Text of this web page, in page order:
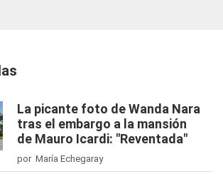
La picante foto de Wanda Nara
tras el embargo a la mansión
de Mauro Icardi: "Reventada"
por María Echegaray